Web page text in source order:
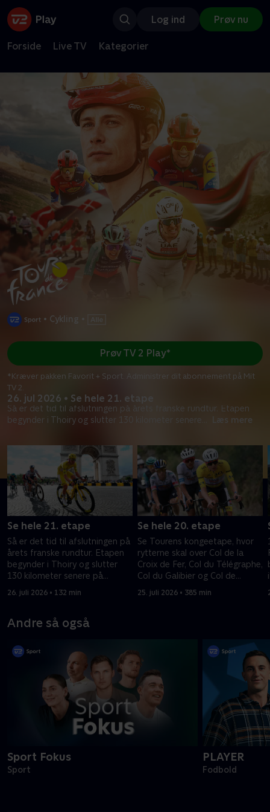
Log ind Prøv nu
Forside Live TV Kategorier
• Cykling •
26. jul 2026 • Se hele 21. etape
Så er det tid til afslutningen på årets franske rundtur. Etapen
begynder i Thoiry og slutter 130 kilometer senere
Læs mere
Prøv TV 2 Play*
*Kræver pakken Favorit + Sport. Administrer dit abonnement på Mit
TV 2.
Se hele 21. etape
Så er det tid til afslutningen på
årets franske rundtur. Etapen
begynder i Thoiry og slutter
130 kilometer senere på
26. juli 2026 • 132 min
Se hele 20. etape
Se Tourens kongeetape, hvor
rytterne skal over Col de la
Croix de Fer, Col du Télégraphe,
Col du Galibier og Col de
Alpe d’Huez.
25. juli 2026 • 385 min
Andre så også
Sport Fokus
Sport
PLAYER
Fodbold